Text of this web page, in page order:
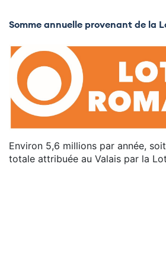
Somme annuelle provenant de la
Environ 5,6 millions par année,
totale attribuée au Valais par la